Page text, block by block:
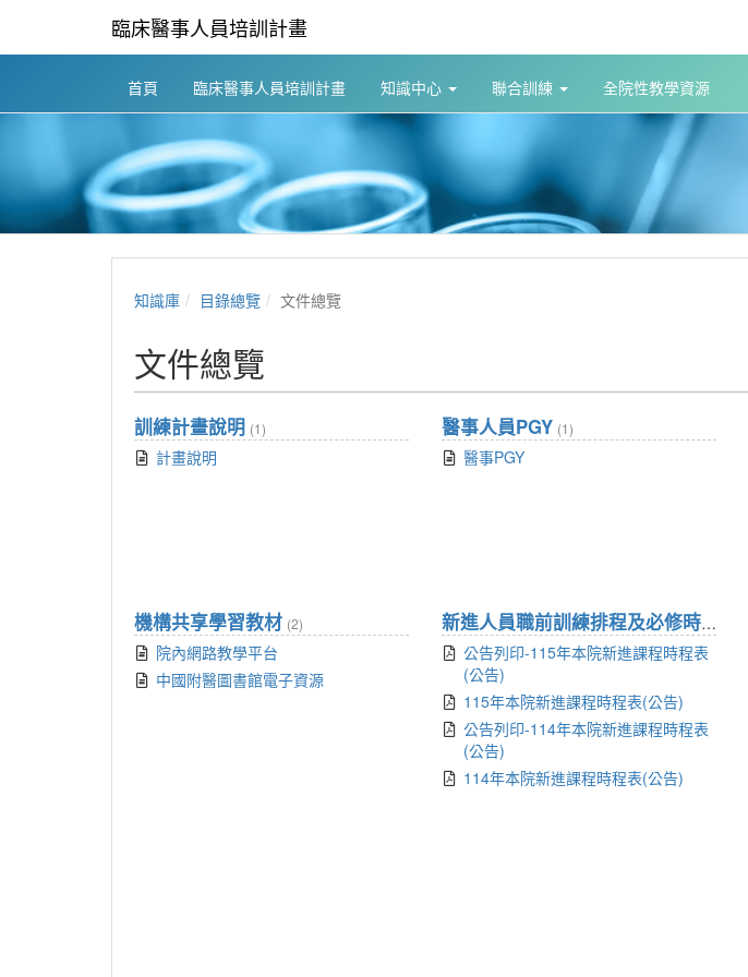
臨床醫事人員培訓計畫
首頁 臨床醫事人員培訓計畫 知識中心 聯合訓練 全院性教學資源
知識庫 目錄總覽 文件總覽
文件總覽
訓練計畫說明 (1)
計畫說明
醫事人員PGY (1)
醫事PGY
機構共享學習教材 (2)
院內網路教學平台
中國附醫圖書館電子資源
新進人員職前訓練排程及必修時數
公告列印-115年本院新進課程時程表
(公告)
115年本院新進課程時程表(公告)
公告列印-114年本院新進課程時程表
(公告)
114年本院新進課程時程表(公告)